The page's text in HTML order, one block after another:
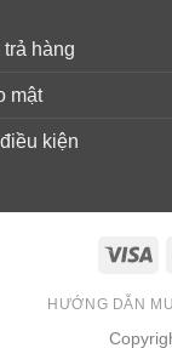
bôi
hàng
mật
kiện
HƯỚNG DẪN